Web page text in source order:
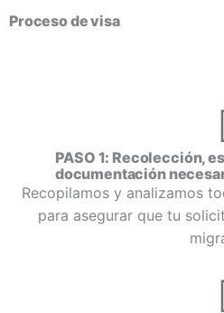
Proceso de visa
PASO 1: Recolección,
documentación
Recopilamos y analizamos
para asegurar que tu